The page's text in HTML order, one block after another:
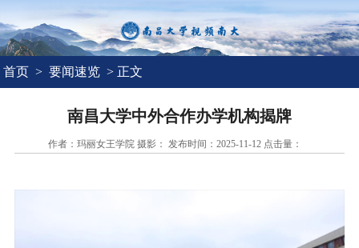
首页 > 要闻速览 > 正文
南昌大学中外合作办学机构揭牌
作者：玛丽女王学院 摄影： 发布时间：2025-11-12 点击量：